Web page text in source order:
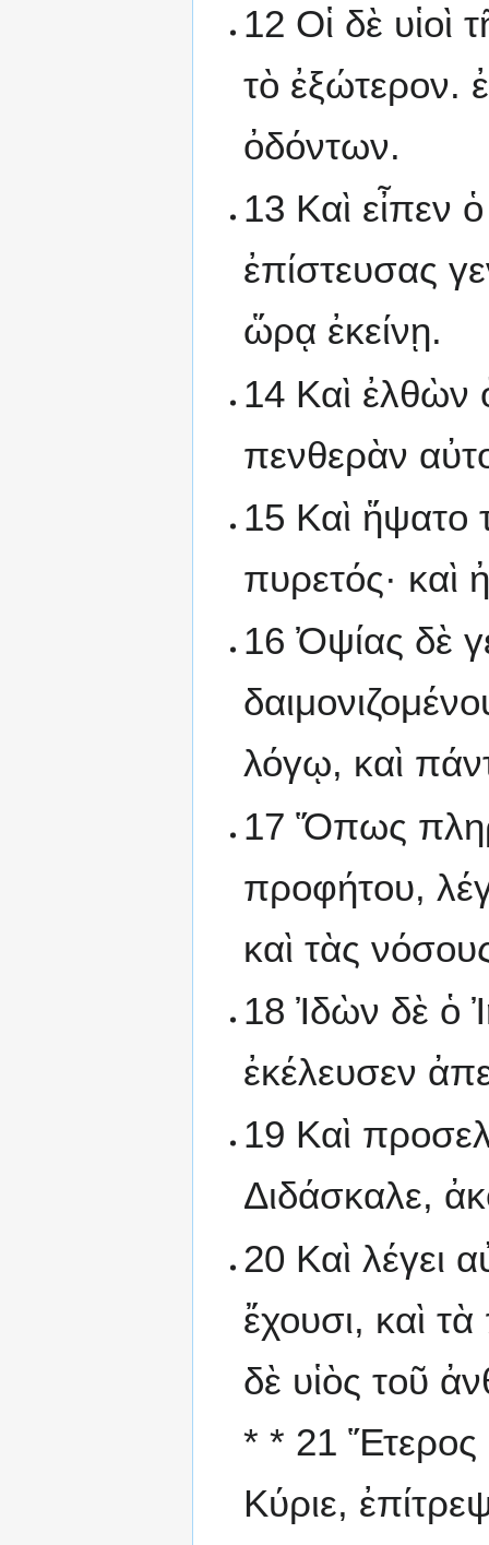
12 Οἱ δὲ υἱοὶ
τὸ ἐξώτερον.
ὀδόντων.
13 Καὶ εἶπεν
ἐπίστευσας
ὥρᾳ ἐκείνῃ.
14 Καὶ ἐλθὼν
πενθερὰν
15 Καὶ ἥψατο
πυρετός· καὶ
16 Ὀψίας δὲ
λόγῳ, καὶ
17 Ὅπως
προφήτου,
καὶ τὰς
18 Ἰδὼν δὲ ὁ
ἐκέλευσεν
19 Καὶ
Διδάσκαλε,
20 Καὶ λέγει
ἔχουσι, καὶ
δὲ υἱὸς τοῦ
* * 21 Ἕτερος
Κύριε,